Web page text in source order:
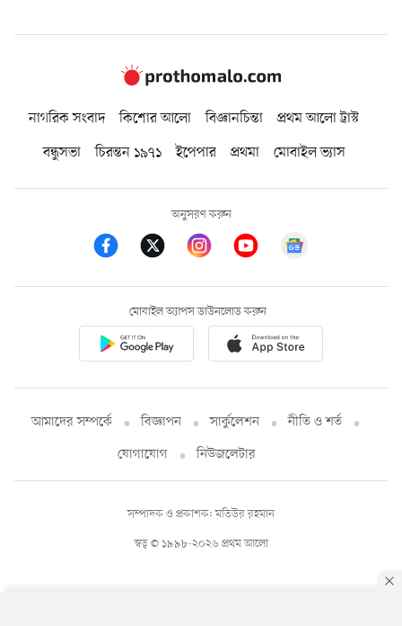
নাগরিক সংবাদ কিশোর আলো বিজ্ঞানচিন্তা
প্রথম আলো ট্রাস্ট
বন্ধুসভা
চিরন্তন ১৯৭১ ইপেপার প্রথমা মোবাইল ভ্যাস
অনুসরণ করুন
মোবাইল অ্যাপস ডাউনলোড করুন
আমাদের সম্পর্কে বিজ্ঞাপন সার্কুলেশন
নীতি ও শর্ত
যোগাযোগ
নিউজলেটার
স্বত্ব © ১৯৯৮-২০২৬ প্রথম আলো
সম্পাদক ও প্রকাশক: মতিউর রহমান